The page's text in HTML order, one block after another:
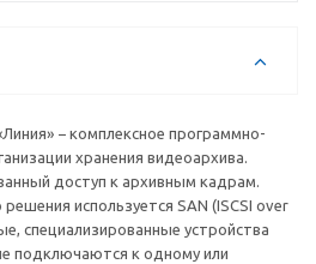
− комплексное программно-
хранения видеоархива.
доступ к архивным кадрам.
используется SAN (ISCSI over
специализированные устройства
подключаются к одному или